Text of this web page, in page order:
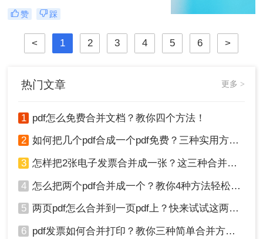
以便于管理、查阅和分享。那么如何
把两个pdf合并成一个呢？本文将介绍
三种常用的PDF合并方法。
赞 踩
< 1 2 3 4 5 6 >
热门文章 更多 >
1 pdf怎么免费合并文档？教你四个方法！
2 如何把几个pdf合成一个pdf免费？三种实用方法分享！
3 怎样把2张电子发票合并成一张？这三种合并方法学习一下!
4 怎么把两个pdf合并成一个？教你4种方法轻松完成合并！
5 两页pdf怎么合并到一页pdf上？快来试试这两种方法吧！
6 pdf发票如何合并打印？教你三种简单合并方法！